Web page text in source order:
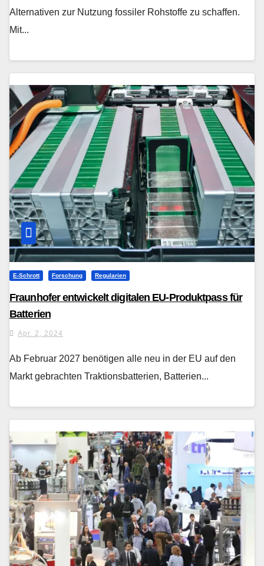
Alternativen zur Nutzung fossiler Rohstoffe zu schaffen.
Mit...
E-Schrott Forschung Regularien
Fraunhofer entwickelt digitalen EU-Produktpass für
Batterien
Apr. 2, 2024
Ab Februar 2027 benötigen alle neu in der EU auf den
Markt gebrachten Traktionsbatterien, Batterien...